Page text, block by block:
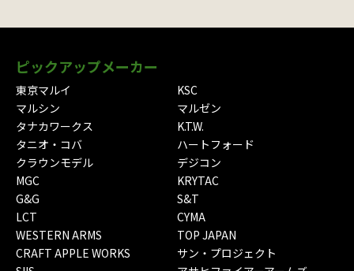
ピックアップメーカー
東京マルイ
KSC
マルシン
マルゼン
タナカワークス
K.T.W.
タニオ・コバ
ハートフォード
クラウンモデル
デジコン
MGC
KRYTAC
G&G
S&T
LCT
CYMA
WESTERN ARMS
TOP JAPAN
CRAFT APPLE WORKS
サン・プロジェクト